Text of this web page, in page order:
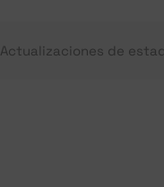
Actualizaciones de